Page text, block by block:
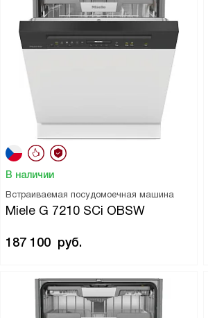
Встраиваемая посудомоечная машина
Miele G 7210 SCi OBSW
В наличии
187 100 руб.